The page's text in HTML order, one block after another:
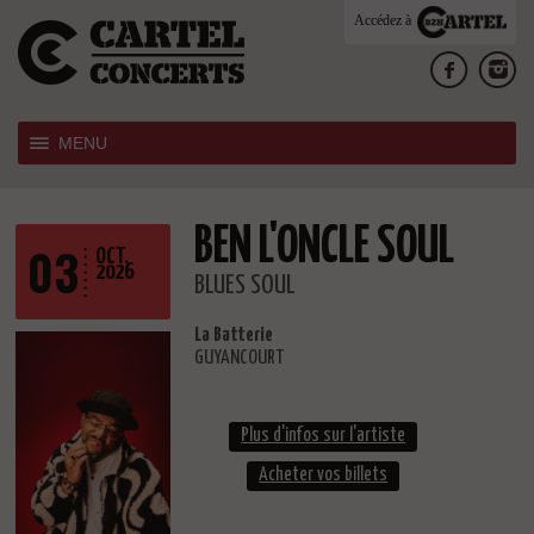
Accédez à
MENU
03 OCT.
2026 BEN L'ONCLE SOUL
BLUES SOUL
La Batterie
GUYANCOURT
Plus d'infos sur l'artiste
Acheter vos billets